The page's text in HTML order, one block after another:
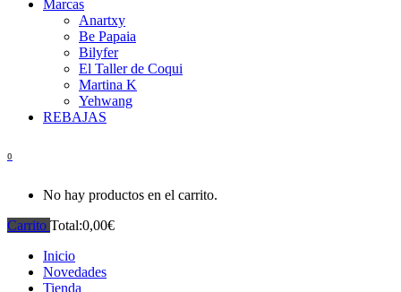
Marcas
Anartxy
Be Papaia
Bilyfer
El Taller de Coqui
Martina K
Yehwang
REBAJAS
0
No hay productos en el carrito.
Carrito Total:0,00€
Inicio
Novedades
Tienda